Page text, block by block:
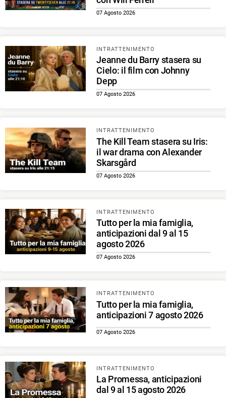
07 Agosto 2026
INTRATTENIMENTO
Jeanne du Barry stasera su
Cielo: il film con Johnny
Depp
07 Agosto 2026
INTRATTENIMENTO
The Kill Team stasera su Iris:
il war drama con Alexander
Skarsgård
07 Agosto 2026
INTRATTENIMENTO
Tutto per la mia famiglia,
anticipazioni dal 9 al 15
agosto 2026
07 Agosto 2026
INTRATTENIMENTO
Tutto per la mia famiglia,
anticipazioni 7 agosto 2026
07 Agosto 2026
INTRATTENIMENTO
La Promessa, anticipazioni
dal 9 al 15 agosto 2026